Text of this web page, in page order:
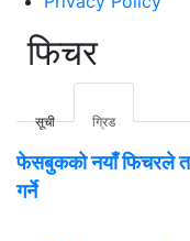
फिचर
सूची ग्रिड
फेसबुकको नयाँ फिचरले
गर्ने